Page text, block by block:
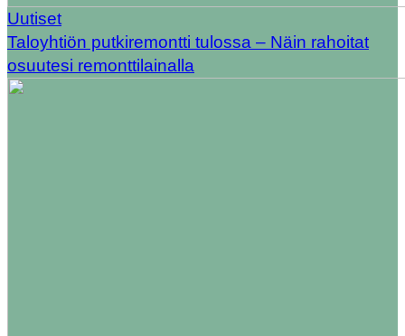
Uutiset
Taloyhtiön putkiremontti tulossa – Näin rahoitat
osuutesi remonttilainalla